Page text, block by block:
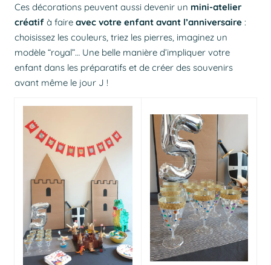
Ces décorations peuvent aussi devenir un mini-atelier
créatif à faire avec votre enfant avant l’anniversaire :
choisissez les couleurs, triez les pierres, imaginez un
modèle “royal”… Une belle manière d’impliquer votre
enfant dans les préparatifs et de créer des souvenirs
avant même le jour J !